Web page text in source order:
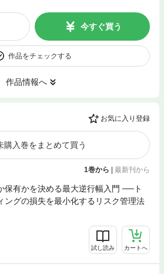
今すぐ買う
作品をチェックする
作品情報へ
お気に入り登録
購入巻をまとめて買う
1巻から | 最新刊から
保有かを決める最大逆行幅入門 ──ト
ングの損失を最小化するリスク管理法
試し読み カートへ